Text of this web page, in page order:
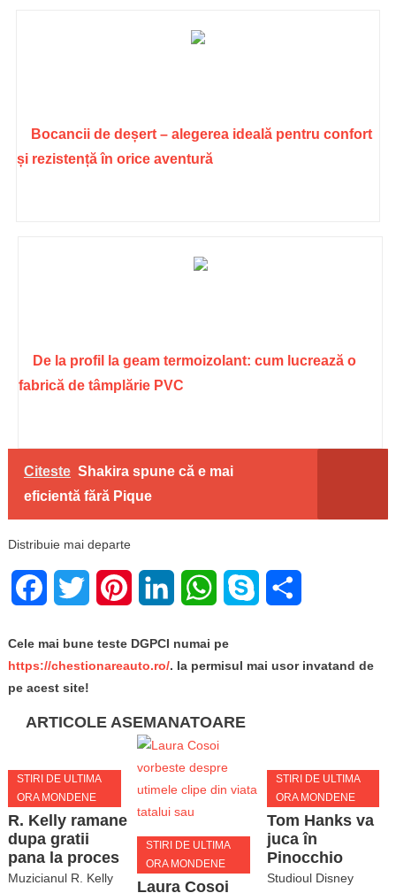
Bocancii de deșert – alegerea ideală pentru confort
și rezistență în orice aventură
De la profil la geam termoizolant: cum lucrează o
fabrică de tâmplărie PVC
Citeste Shakira spune că e mai
eficientă fără Pique
Distribuie mai departe
FacebookTwitter PinterestLinkedIn WhatsApp
Skype
Cele mai bune teste DGPCI numai pe
https://chestionareauto.ro/. Ia permisul mai usor invatand de
pe acest site!
ARTICOLE ASEMANATOARE
STIRI DE ULTIMA
ORA MONDENE
R. Kelly ramane
dupa gratii
pana la proces
Muzicianul R. Kelly
STIRI DE ULTIMA
ORA MONDENE
Laura Cosoi
STIRI DE ULTIMA
ORA MONDENE
Tom Hanks va
juca în
Pinocchio
Studioul Disney